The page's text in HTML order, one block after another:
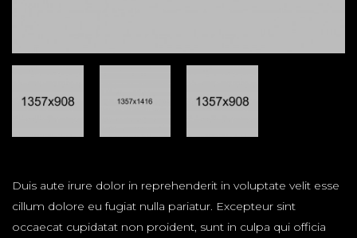
Duis aute irure dolor in reprehenderit in voluptate velit esse
cillum dolore eu fugiat nulla pariatur. Excepteur sint
occaecat cupidatat non proident, sunt in culpa qui officia